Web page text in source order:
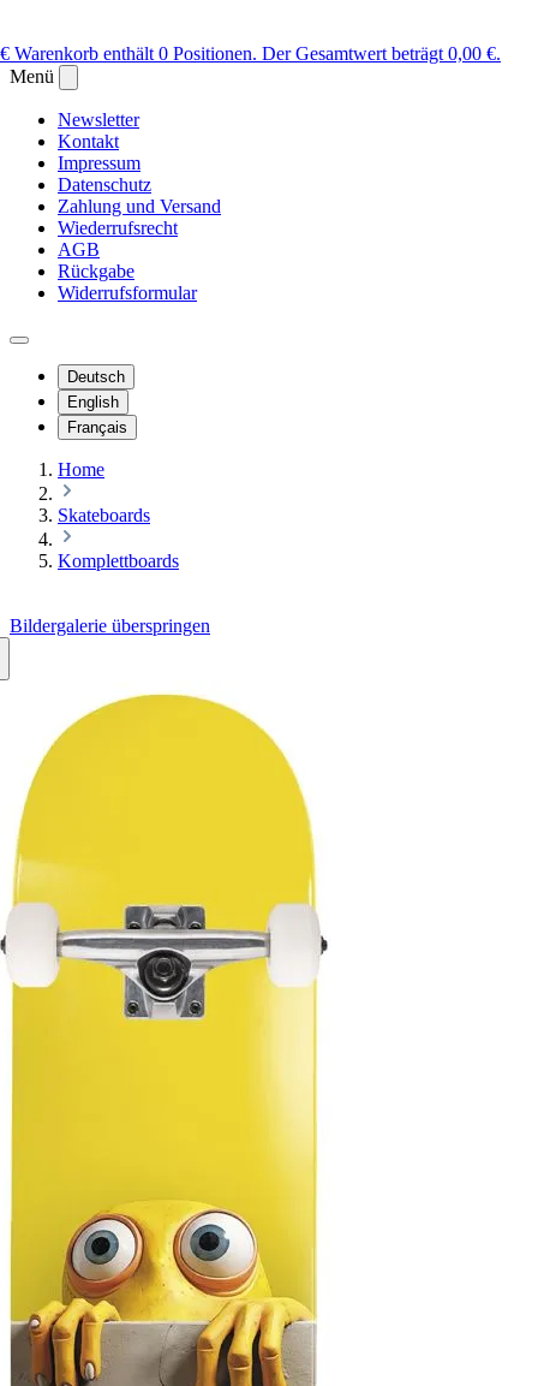
Warenkorb enthält 0 Positionen. Der Gesamtwert beträgt 0,00 €.
Menü
Newsletter
Kontakt
Impressum
Datenschutz
Zahlung und Versand
Wiederrufsrecht
AGB
Rückgabe
Widerrufsformular
Deutsch
English
Français
Home
Skateboards
Komplettboards
Bildergalerie überspringen